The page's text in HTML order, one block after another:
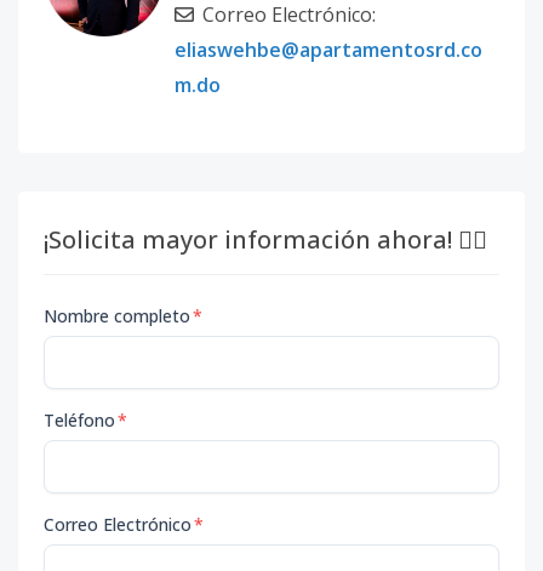
Correo Electrónico:
eliaswehbe@apartamentosrd.co
m.do
¡Solicita mayor información ahora! 👇🏽
Nombre completo*
Teléfono*
Correo Electrónico*